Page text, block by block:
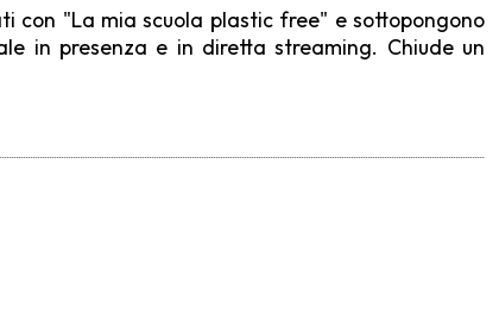
con "La mia scuola plastic free" e sottopongono
in presenza e in diretta streaming. Chiude un